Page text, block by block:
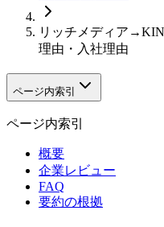
リッチメディア
理由・入社理由
ページ内索引
ページ内索引
概要
企業レビュー
FAQ
要約の根拠